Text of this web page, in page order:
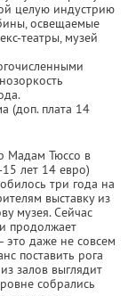
целую индустрию
освещаемые
театры, музей
(доп. плата 14
Мадам Тюссо в
лет 14 евро)
три года на
выставку из
музея. Сейчас
продолжает
это даже не совсем
поставить рога
залов выглядит
собрались